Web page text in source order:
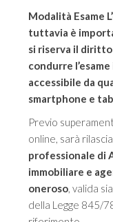
Modalità Esame
tuttavia è
si riserva il
condurre
accessibile da
smartphone e
Previo
online, sarà
professionale di
immobiliare e
oneroso, valida
della Legge 845/